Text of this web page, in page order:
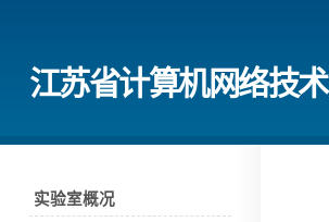
江苏省计算机网络技
实验室概况